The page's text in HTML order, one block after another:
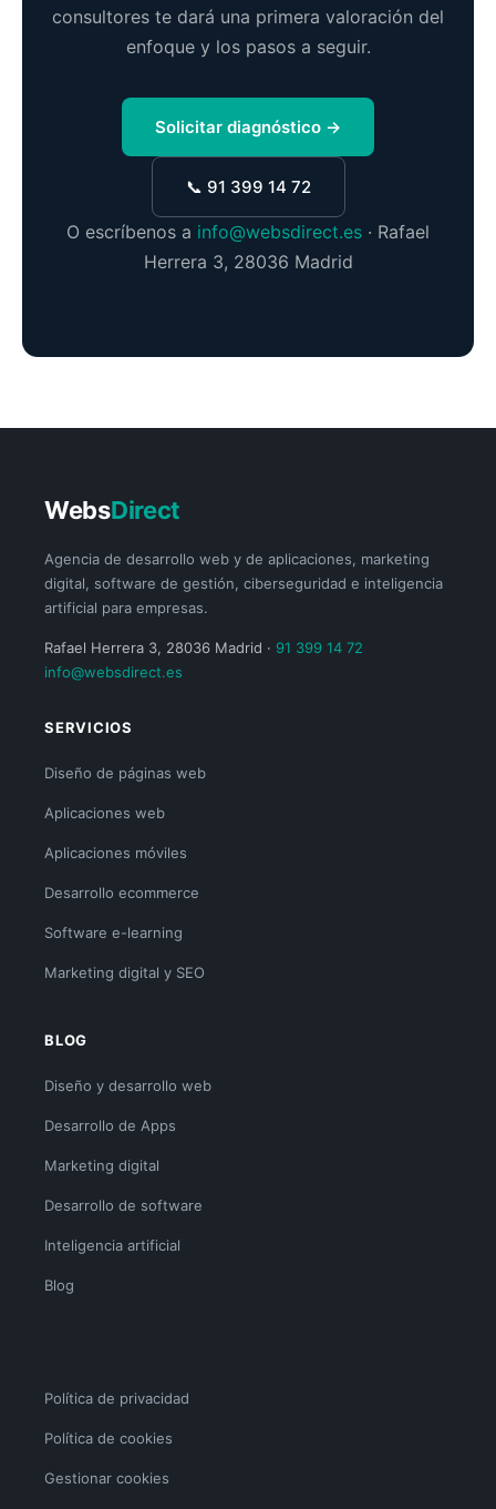
consultores te dará una primera valoración del
enfoque y los pasos a seguir.
Solicitar diagnóstico →
📞 91 399 14 72
O escríbenos a info@websdirect.es · Rafael
Herrera 3, 28036 Madrid
WebsDirect
Agencia de desarrollo web y de aplicaciones, marketing
digital, software de gestión, ciberseguridad e inteligencia
artificial para empresas.
Rafael Herrera 3, 28036 Madrid · 91 399 14 72
info@websdirect.es
SERVICIOS
Diseño de páginas web
Aplicaciones web
Aplicaciones móviles
Desarrollo ecommerce
Software e-learning
Marketing digital y SEO
BLOG
Diseño y desarrollo web
Desarrollo de Apps
Marketing digital
Desarrollo de software
Inteligencia artificial
Blog
Política de privacidad
Política de cookies
Gestionar cookies